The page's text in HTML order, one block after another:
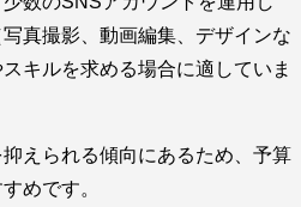
真撮影、動画編集、デザインな
キルを求める場合に適していま
えられる傾向にあるため、予算
めです。